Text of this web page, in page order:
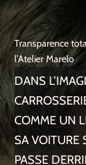
Transparence
l’Atelier Marelo
DANS
COMME UN
SA VOITURE
PASSE